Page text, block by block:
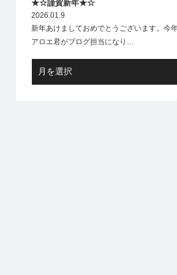
★☆謹賀新年★☆
2026.01.9
新年あけましておめでとうございます。今
アロエ君がブログ担当になり…